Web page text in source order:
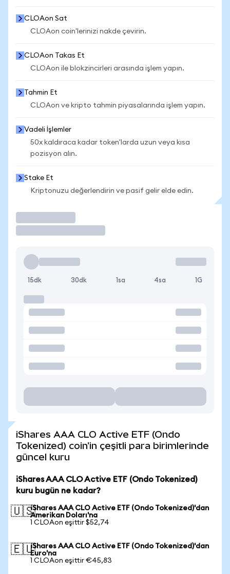
CLOAon Sat
CLOAon coin'lerinizi nakde çevirin.
CLOAon Takas Et
CLOAon ile blokzincirleri arasında işlem yapın.
Tahmin Et
CLOAon ve kripto tahmin piyasalarında işlem yapın.
Vadeli İşlemler
50x kaldıraca kadar token'larda uzun veya kısa
pozisyon alın.
Stake Et
Kriptonuzu değerlendirin ve pasif gelir elde edin.
15dk 30dk 1sa 4sa 1G
iShares AAA CLO Active ETF (Ondo
Tokenized) coin'in çeşitli para birimlerinde
güncel kuru
iShares AAA CLO Active ETF (Ondo Tokenized)
kuru bugün ne kadar?
🇺🇸iShares AAA CLO Active ETF (Ondo Tokenized)'dan
Amerikan Doları'na
1 CLOAon eşittir $52,74
🇪🇺iShares AAA CLO Active ETF (Ondo Tokenized)'dan
Euro'na
1 CLOAon eşittir €45,83